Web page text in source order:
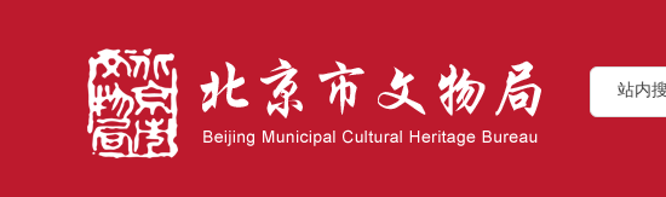
站内